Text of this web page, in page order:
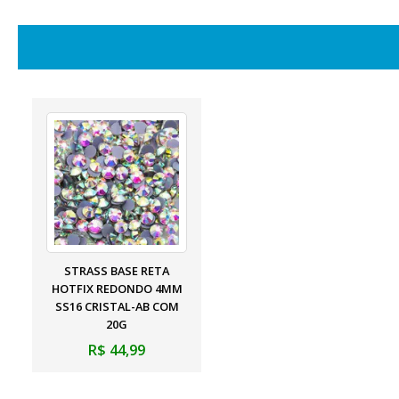
STRASS BASE RETA
HOTFIX REDONDO 4MM
SS16 CRISTAL-AB COM
20G
R$ 44,99